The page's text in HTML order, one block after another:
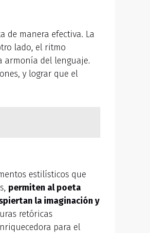
de manera efectiva. La
lado, el ritmo
armonía del lenguaje.
y lograr que el
estilísticos que
permiten al poeta
la imaginación y
retóricas
para el